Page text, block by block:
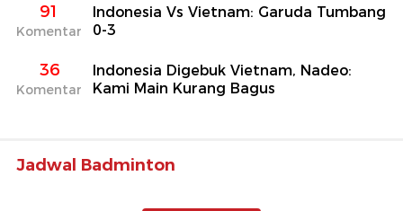
91
Komentar
Indonesia Vs Vietnam: Garuda Tumbang
0-3
36
Komentar
Indonesia Digebuk Vietnam, Nadeo:
Kami Main Kurang Bagus
Jadwal Badminton